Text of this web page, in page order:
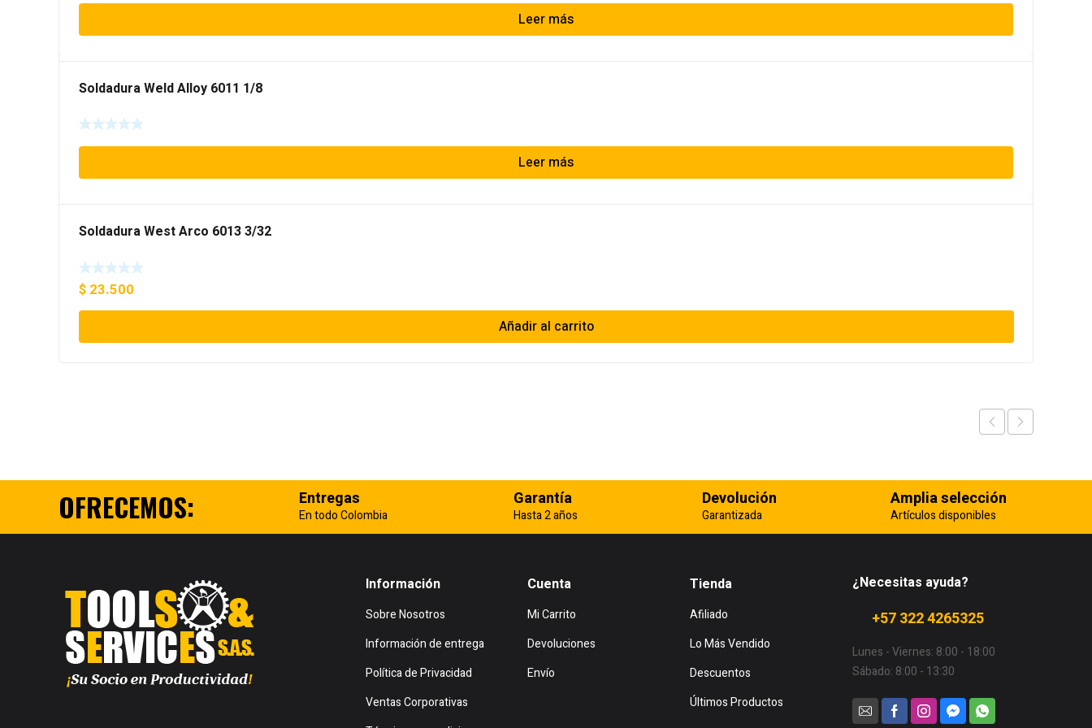
Leer más
Soldadura Weld Alloy 6011 1/8
Leer más
Soldadura West Arco 6013 3/32
$ 23.500
Añadir al carrito
OFRECEMOS: Entregas
En todo Colombia
Garantía
Hasta 2 años
Devolución
Garantizada
Amplia selección
Artículos disponibles
Información
Sobre Nosotros
Información de entrega
Política de Privacidad
Ventas Corporativas
Cuenta
Mi Carrito
Devoluciones
Envío
Tienda
Afiliado
Lo Más Vendido
Descuentos
Últimos Productos
¿Necesitas ayuda?
+57 322 4265325
Lunes - Viernes: 8:00 - 18:00
Sábado: 8:00 - 13:30